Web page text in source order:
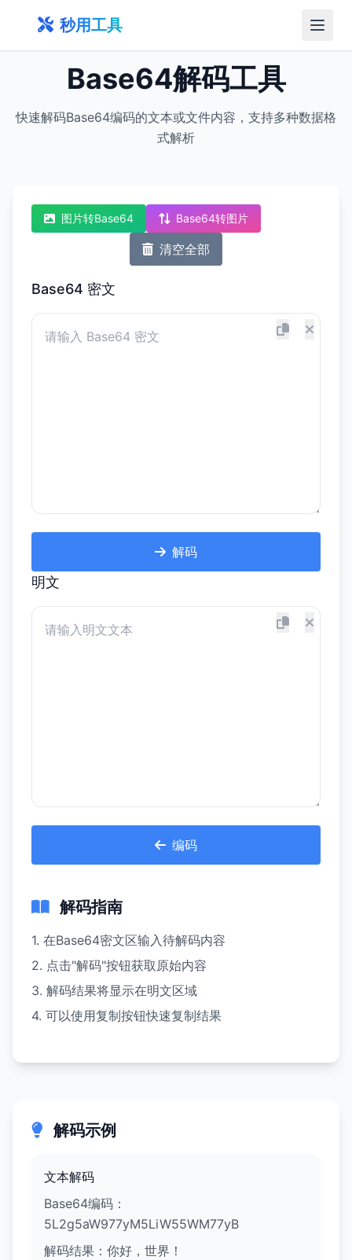
秒用工具
Base64解码工具
快速解码Base64编码的文本或文件内容，支持多种数据格
式解析
图片转Base64 Base64转图片
清空全部
Base64 密文
解码
明文
编码
解码指南
1. 在Base64密文区输入待解码内容
2. 点击"解码"按钮获取原始内容
3. 解码结果将显示在明文区域
4. 可以使用复制按钮快速复制结果
解码示例
文本解码
Base64编码：
5L2g5aW977yM5LiW55WM77yB
解码结果：你好，世界！